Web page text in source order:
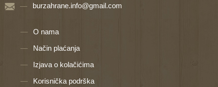
burzahrane.info@gmail.com
O nama
Način plaćanja
Izjava o kolačićima
Korisnička podrška